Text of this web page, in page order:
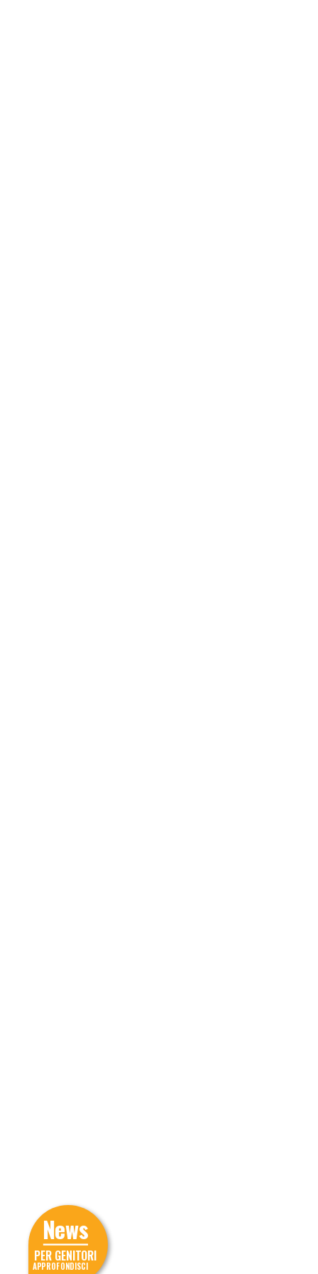
News
PER GENITORI
APPROFONDISCI